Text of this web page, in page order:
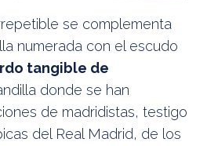
se complementa
numerada con el escudo
tangible de
donde se han
de madridistas, testigo
del Real Madrid, de los